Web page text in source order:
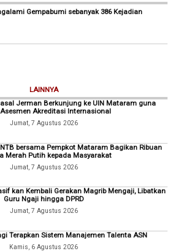
Gempabumi sebanyak 386 Kejadian
LAINNYA
Jerman Berkunjung ke UIN Mataram guna
Akreditasi Internasional
Jumat, 7 Agustus 2026
NTB bersama Pempkot Mataram Bagikan Ribuan
Merah Putih kepada Masyarakat
Jumat, 7 Agustus 2026
kan Kembali Gerakan Magrib Mengaji, Libatkan
Guru Ngaji hingga DPRD
Jumat, 7 Agustus 2026
Terapkan Sistem Manajemen Talenta ASN
Kamis, 6 Agustus 2026